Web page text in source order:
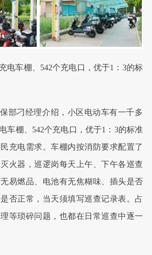
电车棚、542个充电口，优于1：3的标
部刁经理介绍，小区电动车有一千多
车棚、542个充电口，优于1：3的标准
充电需求。车棚内按消防要求配置了
火器，巡逻岗每天上午、下午各巡查
易燃品、电池有无焦糊味、插头是否
否正常，当天须填写巡查记录表。占
等琐碎问题，也都在日常巡查中逐一